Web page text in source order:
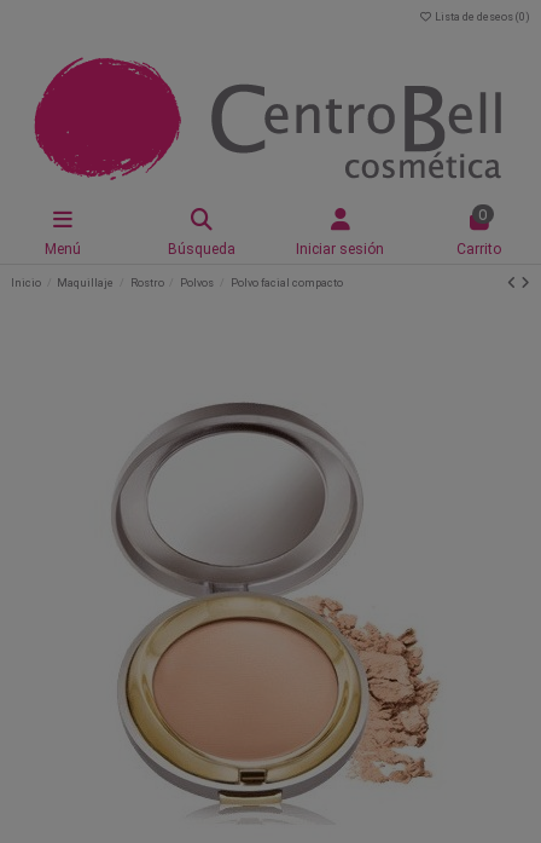
Lista de deseos (0 )
Menú Búsqueda Iniciar sesión
0
Carrito
Inicio Maquillaje Rostro Polvos Polvo facial compacto